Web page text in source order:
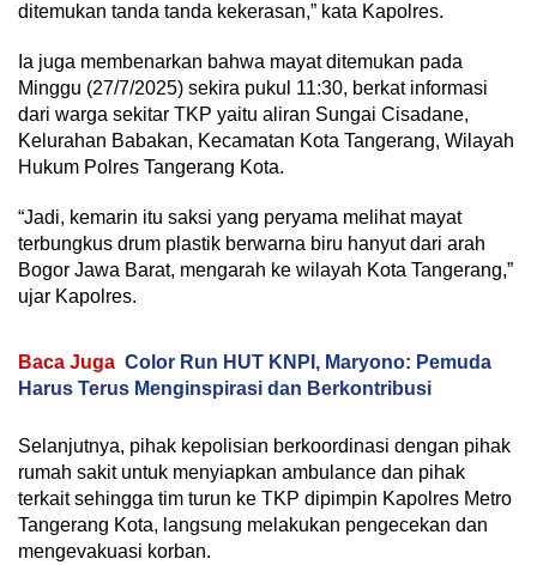
ditemukan tanda tanda kekerasan,” kata Kapolres.
Ia juga membenarkan bahwa mayat ditemukan pada
Minggu (27/7/2025) sekira pukul 11:30, berkat informasi
dari warga sekitar TKP yaitu aliran Sungai Cisadane,
Kelurahan Babakan, Kecamatan Kota Tangerang, Wilayah
Hukum Polres Tangerang Kota.
“Jadi, kemarin itu saksi yang peryama melihat mayat
terbungkus drum plastik berwarna biru hanyut dari arah
Bogor Jawa Barat, mengarah ke wilayah Kota Tangerang,”
ujar Kapolres.
Baca Juga Color Run HUT KNPI, Maryono: Pemuda
Harus Terus Menginspirasi dan Berkontribusi
Selanjutnya, pihak kepolisian berkoordinasi dengan pihak
rumah sakit untuk menyiapkan ambulance dan pihak
terkait sehingga tim turun ke TKP dipimpin Kapolres Metro
Tangerang Kota, langsung melakukan pengecekan dan
mengevakuasi korban.